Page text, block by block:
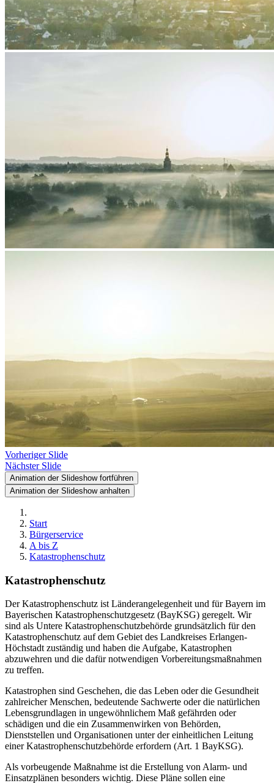
Vorheriger Slide
Nächster Slide
Animation der Slideshow fortführen
Animation der Slideshow anhalten
Start
Bürgerservice
A bis Z
Katastrophenschutz
Katastrophenschutz
Der Katastrophenschutz ist Länderangelegenheit und für Bayern im
Bayerischen Katastrophenschutzgesetz (BayKSG) geregelt. Wir
sind als Untere Katastrophenschutzbehörde grundsätzlich für den
Katastrophenschutz auf dem Gebiet des Landkreises Erlangen-
Höchstadt zuständig und haben die Aufgabe, Katastrophen
abzuwehren und die dafür notwendigen Vorbereitungsmaßnahmen
zu treffen.
Katastrophen sind Geschehen, die das Leben oder die Gesundheit
zahlreicher Menschen, bedeutende Sachwerte oder die natürlichen
Lebensgrundlagen in ungewöhnlichem Maß gefährden oder
schädigen und die ein Zusammenwirken von Behörden,
Dienststellen und Organisationen unter der einheitlichen Leitung
einer Katastrophenschutzbehörde erfordern (Art. 1 BayKSG).
Als vorbeugende Maßnahme ist die Erstellung von Alarm- und
Einsatzplänen besonders wichtig. Diese Pläne sollen eine